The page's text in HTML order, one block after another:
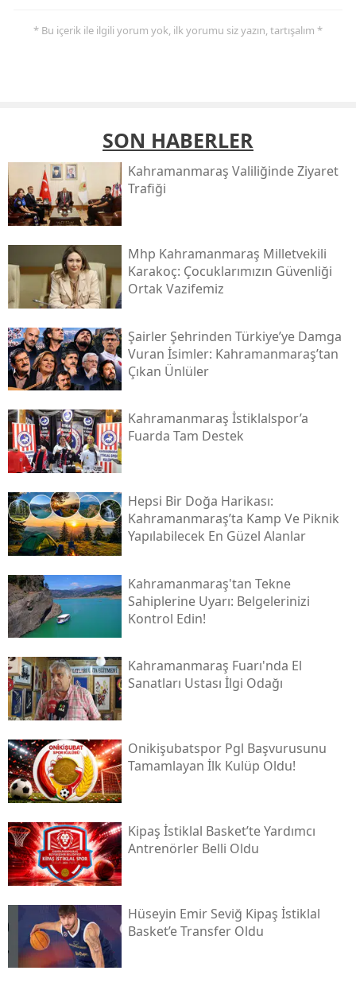
* Bu içerik ile ilgili yorum yok, ilk yorumu siz yazın, tartışalım *
SON HABERLER
Kahramanmaraş Valiliğinde Ziyaret
Trafiği
Mhp Kahramanmaraş Milletvekili
Karakoç: Çocuklarımızın Güvenliği
Ortak Vazifemiz
Şairler Şehrinden Türkiye’ye Damga
Vuran İsimler: Kahramanmaraş’tan
Çıkan Ünlüler
Kahramanmaraş İstiklalspor’a
Fuarda Tam Destek
Hepsi Bir Doğa Harikası:
Kahramanmaraş’ta Kamp Ve Piknik
Yapılabilecek En Güzel Alanlar
Kahramanmaraş'tan Tekne
Sahiplerine Uyarı: Belgelerinizi
Kontrol Edin!
Kahramanmaraş Fuarı'nda El
Sanatları Ustası İlgi Odağı
Onikişubatspor Pgl Başvurusunu
Tamamlayan İlk Kulüp Oldu!
Kipaş İstiklal Basket’te Yardımcı
Antrenörler Belli Oldu
Hüseyin Emir Seviğ Kipaş İstiklal
Basket’e Transfer Oldu